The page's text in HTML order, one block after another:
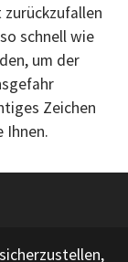
schnell wie
um der
Zeichen
Ihnen.